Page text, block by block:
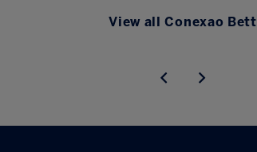
View all Conexao Bett